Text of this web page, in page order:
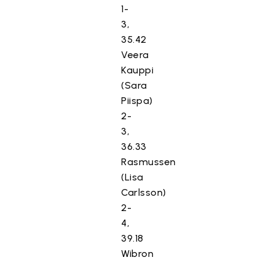
1-
3,
35.42
Veera
Kauppi
(Sara
Piispa)
2-
3,
36.33
Rasmussen
(Lisa
Carlsson)
2-
4,
39.18
Wibron